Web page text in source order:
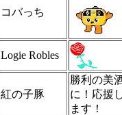
コバっち
Logie Robles
紅の子豚
勝利の美
に！応援
ます！